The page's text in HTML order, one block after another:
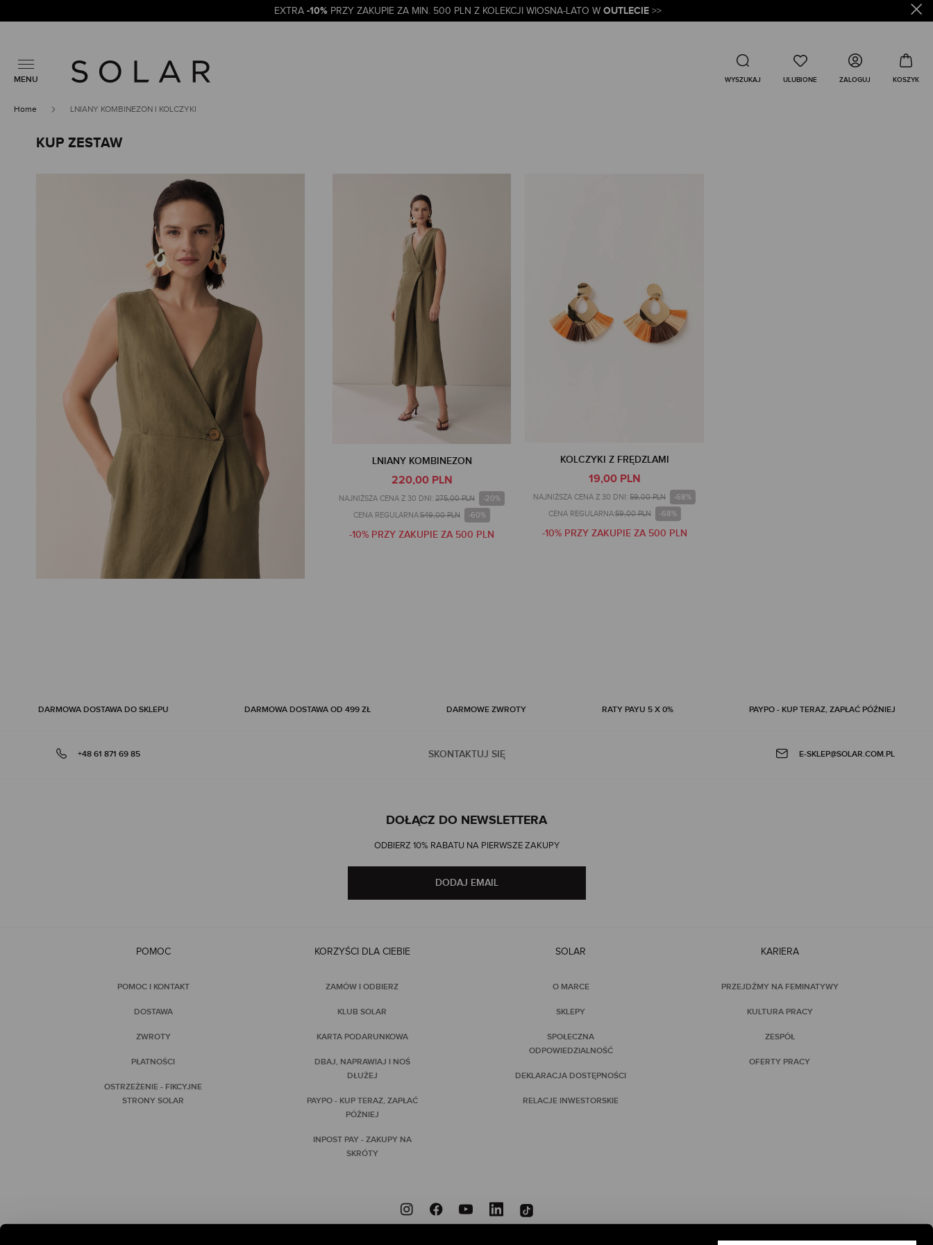
EXTRA -10% PRZY ZAKUPIE ZA MIN. 500 PLN Z KOLEKCJI WIOSNA-LATO W OUTLECIE >>
MENU ZALOGUJ
Home LNIANY KOMBINEZON I KOLCZYKI
KUP ZESTAW
LNIANY KOMBINEZON
220,00 PLN
NAJNIŻSZA CENA Z 30 DNI: 275,00 PLN -20%
CENA REGULARNA:549,00 PLN -60%
-10% PRZY ZAKUPIE ZA 500 PLN
KOLCZYKI Z FRĘDZLAMI
19,00 PLN
NAJNIŻSZA CENA Z 30 DNI: 59,00 PLN -68%
CENA REGULARNA:59,00 PLN -68%
-10% PRZY ZAKUPIE ZA 500 PLN
DARMOWA DOSTAWA DO SKLEPU DARMOWA DOSTAWA OD 499 ZŁ DARMOWE ZWROTY RATY PAYU 5 X 0% PAYPO - KUP TERAZ, ZAPŁAĆ PÓŹNIEJ
SKONTAKTUJ SIĘ
+48 61 871 69 85 E-SKLEP@SOLAR.COM.PL
DOŁĄCZ DO NEWSLETTERA
ODBIERZ 10% RABATU NA PIERWSZE ZAKUPY
DODAJ EMAIL
POMOC
POMOC I KONTAKT
DOSTAWA
ZWROTY
PŁATNOŚCI
OSTRZEŻENIE - FIKCYJNE
STRONY SOLAR
KORZYŚCI DLA CIEBIE
ZAMÓW I ODBIERZ
KLUB SOLAR
KARTA PODARUNKOWA
DBAJ, NAPRAWIAJ I NOŚ
DŁUŻEJ
PAYPO - KUP TERAZ, ZAPŁAĆ
PÓŹNIEJ
INPOST PAY - ZAKUPY NA
SKRÓTY
SOLAR
O MARCE
SKLEPY
SPOŁECZNA
ODPOWIEDZIALNOŚĆ
DEKLARACJA DOSTĘPNOŚCI
RELACJE INWESTORSKIE
KARIERA
PRZEJDŹMY NA FEMINATYWY
KULTURA PRACY
ZESPÓŁ
OFERTY PRACY